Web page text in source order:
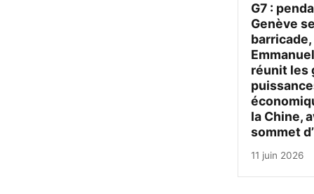
G7 :
Genève se
barricade,
réunit les
la Chine,
sommet
11 juin 2026